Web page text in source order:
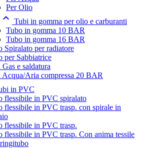
Per Olio
 Tubi in gomma per olio e carburanti
Tubo in gomma 10 BAR
Tubo in gomma 16 BAR
Spiralato per radiatore
per Sabbiatrice
e saldatura
Acqua/Aria compressa 20 BAR
in PVC
flessibile in PVC spiralato
flessibile in PVC trasp. con spirale in
flessibile in PVC trasp.
flessibile in PVC trasp. Con anima tessile